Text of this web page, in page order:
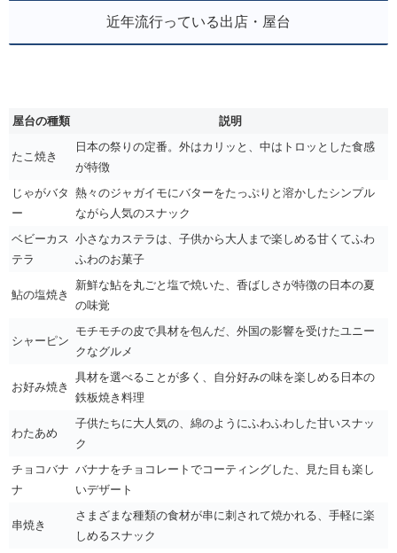
近年流行っている出店・屋台
屋台の種類 説明
たこ焼き
日本の祭りの定番。外はカリッと、中はトロッとした食感
が特徴
じゃがバタ
ー
熱々のジャガイモにバターをたっぷりと溶かしたシンプル
ながら人気のスナック
ベビーカス
テラ
小さなカステラは、子供から大人まで楽しめる甘くてふわ
ふわのお菓子
鮎の塩焼き
新鮮な鮎を丸ごと塩で焼いた、香ばしさが特徴の日本の夏
の味覚
シャーピン
モチモチの皮で具材を包んだ、外国の影響を受けたユニー
クなグルメ
お好み焼き
具材を選べることが多く、自分好みの味を楽しめる日本の
鉄板焼き料理
わたあめ
子供たちに大人気の、綿のようにふわふわした甘いスナッ
ク
チョコバナ
ナ
バナナをチョコレートでコーティングした、見た目も楽し
いデザート
串焼き
さまざまな種類の食材が串に刺されて焼かれる、手軽に楽
しめるスナック